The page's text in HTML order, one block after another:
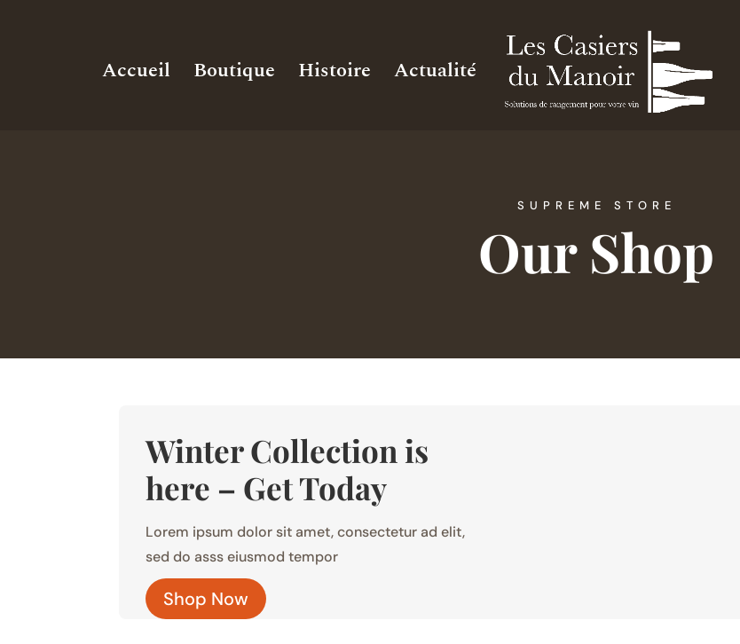
Accueil Boutique Histoire Actualité
SUPREME STORE
Our Shop
Winter Collection is
here – Get Today
Lorem ipsum dolor sit amet, consectetur ad elit,
sed do asss eiusmod tempor
Shop Now